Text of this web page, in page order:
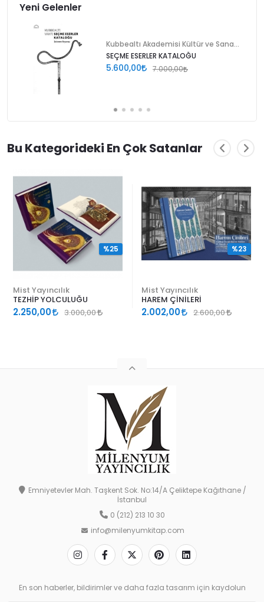
Yeni Gelenler
SEÇME ESERLER KATALOĞU
5.600,00 7.000,00
Bu Kategorideki En Çok Satanlar
Mist Yayıncılık
TEZHİP YOLCULUĞU
2.250,00 3.000,00
%25
Mist Yayıncılık
HAREM ÇİNİLERİ
2.002,00 2.600,00
%23
Emniyetevler Mah. Taşkent Sok. No:14/A Çeliktepe Kağıthane /
İstanbul
0 (212) 213 10 30
info@milenyumkitap.com
En son haberler, bildirimler ve daha fazla tasarım için kaydolun